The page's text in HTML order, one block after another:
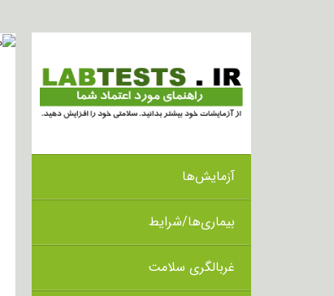
آزمایش‌ها
بیماری‌ها/شرایط
غربالگری سلامت